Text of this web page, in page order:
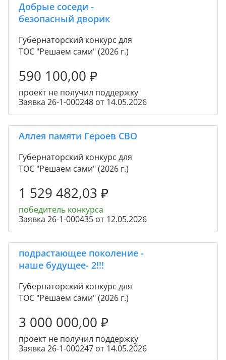
Добрые соседи -
безопасный дворик
Губернаторский конкурс для
ТОС "Решаем сами" (2026 г.)
590 100,00 ₽
проект не получил поддержку
Заявка 26-1-000248 от 14.05.2026
Аллея памяти Героев СВО
Губернаторский конкурс для
ТОС "Решаем сами" (2026 г.)
1 529 482,03 ₽
победитель конкурса
Заявка 26-1-000435 от 12.05.2026
подрастающее поколение -
наше будущее- 2!!!
Губернаторский конкурс для
ТОС "Решаем сами" (2026 г.)
3 000 000,00 ₽
проект не получил поддержку
Заявка 26-1-000247 от 14.05.2026